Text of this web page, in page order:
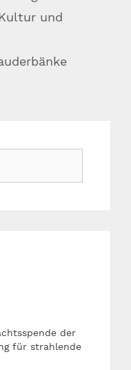
und
der
für strahlende